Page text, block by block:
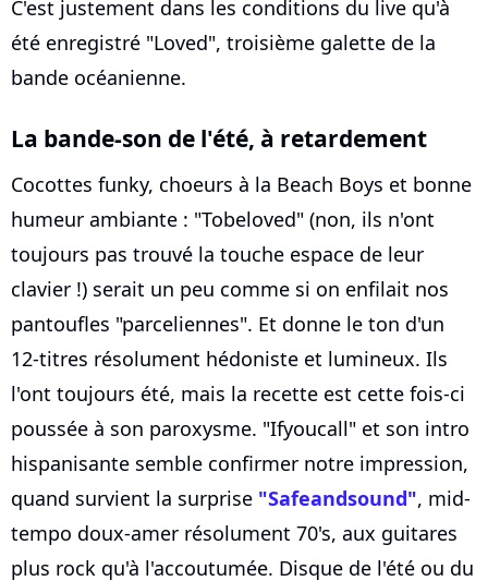
C'est justement dans les conditions du live qu'à
été enregistré "Loved", troisième galette de la
bande océanienne.
La bande-son de l'été, à retardement
Cocottes funky, choeurs à la Beach Boys et bonne
humeur ambiante : "Tobeloved" (non, ils n'ont
toujours pas trouvé la touche espace de leur
clavier !) serait un peu comme si on enfilait nos
pantoufles "parceliennes". Et donne le ton d'un
12-titres résolument hédoniste et lumineux. Ils
l'ont toujours été, mais la recette est cette fois-ci
poussée à son paroxysme. "Ifyoucall" et son intro
hispanisante semble confirmer notre impression,
quand survient la surprise "Safeandsound", mid-
tempo doux-amer résolument 70's, aux guitares
plus rock qu'à l'accoutumée. Disque de l'été ou du